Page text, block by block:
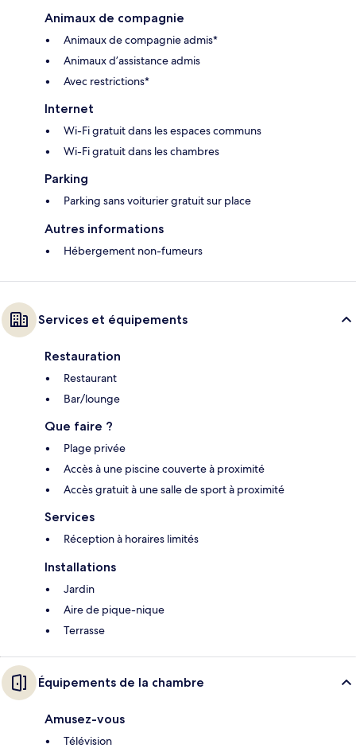
Animaux de compagnie
Animaux de compagnie admis*
Animaux d’assistance admis
Avec restrictions*
Internet
Wi-Fi gratuit dans les espaces communs
Wi-Fi gratuit dans les chambres
Parking
Parking sans voiturier gratuit sur place
Autres informations
Hébergement non-fumeurs
Services et équipements
Restauration
Restaurant
Bar/lounge
Que faire ?
Plage privée
Accès à une piscine couverte à proximité
Accès gratuit à une salle de sport à proximité
Services
Réception à horaires limités
Installations
Jardin
Aire de pique-nique
Terrasse
Équipements de la chambre
Amusez-vous
Télévision